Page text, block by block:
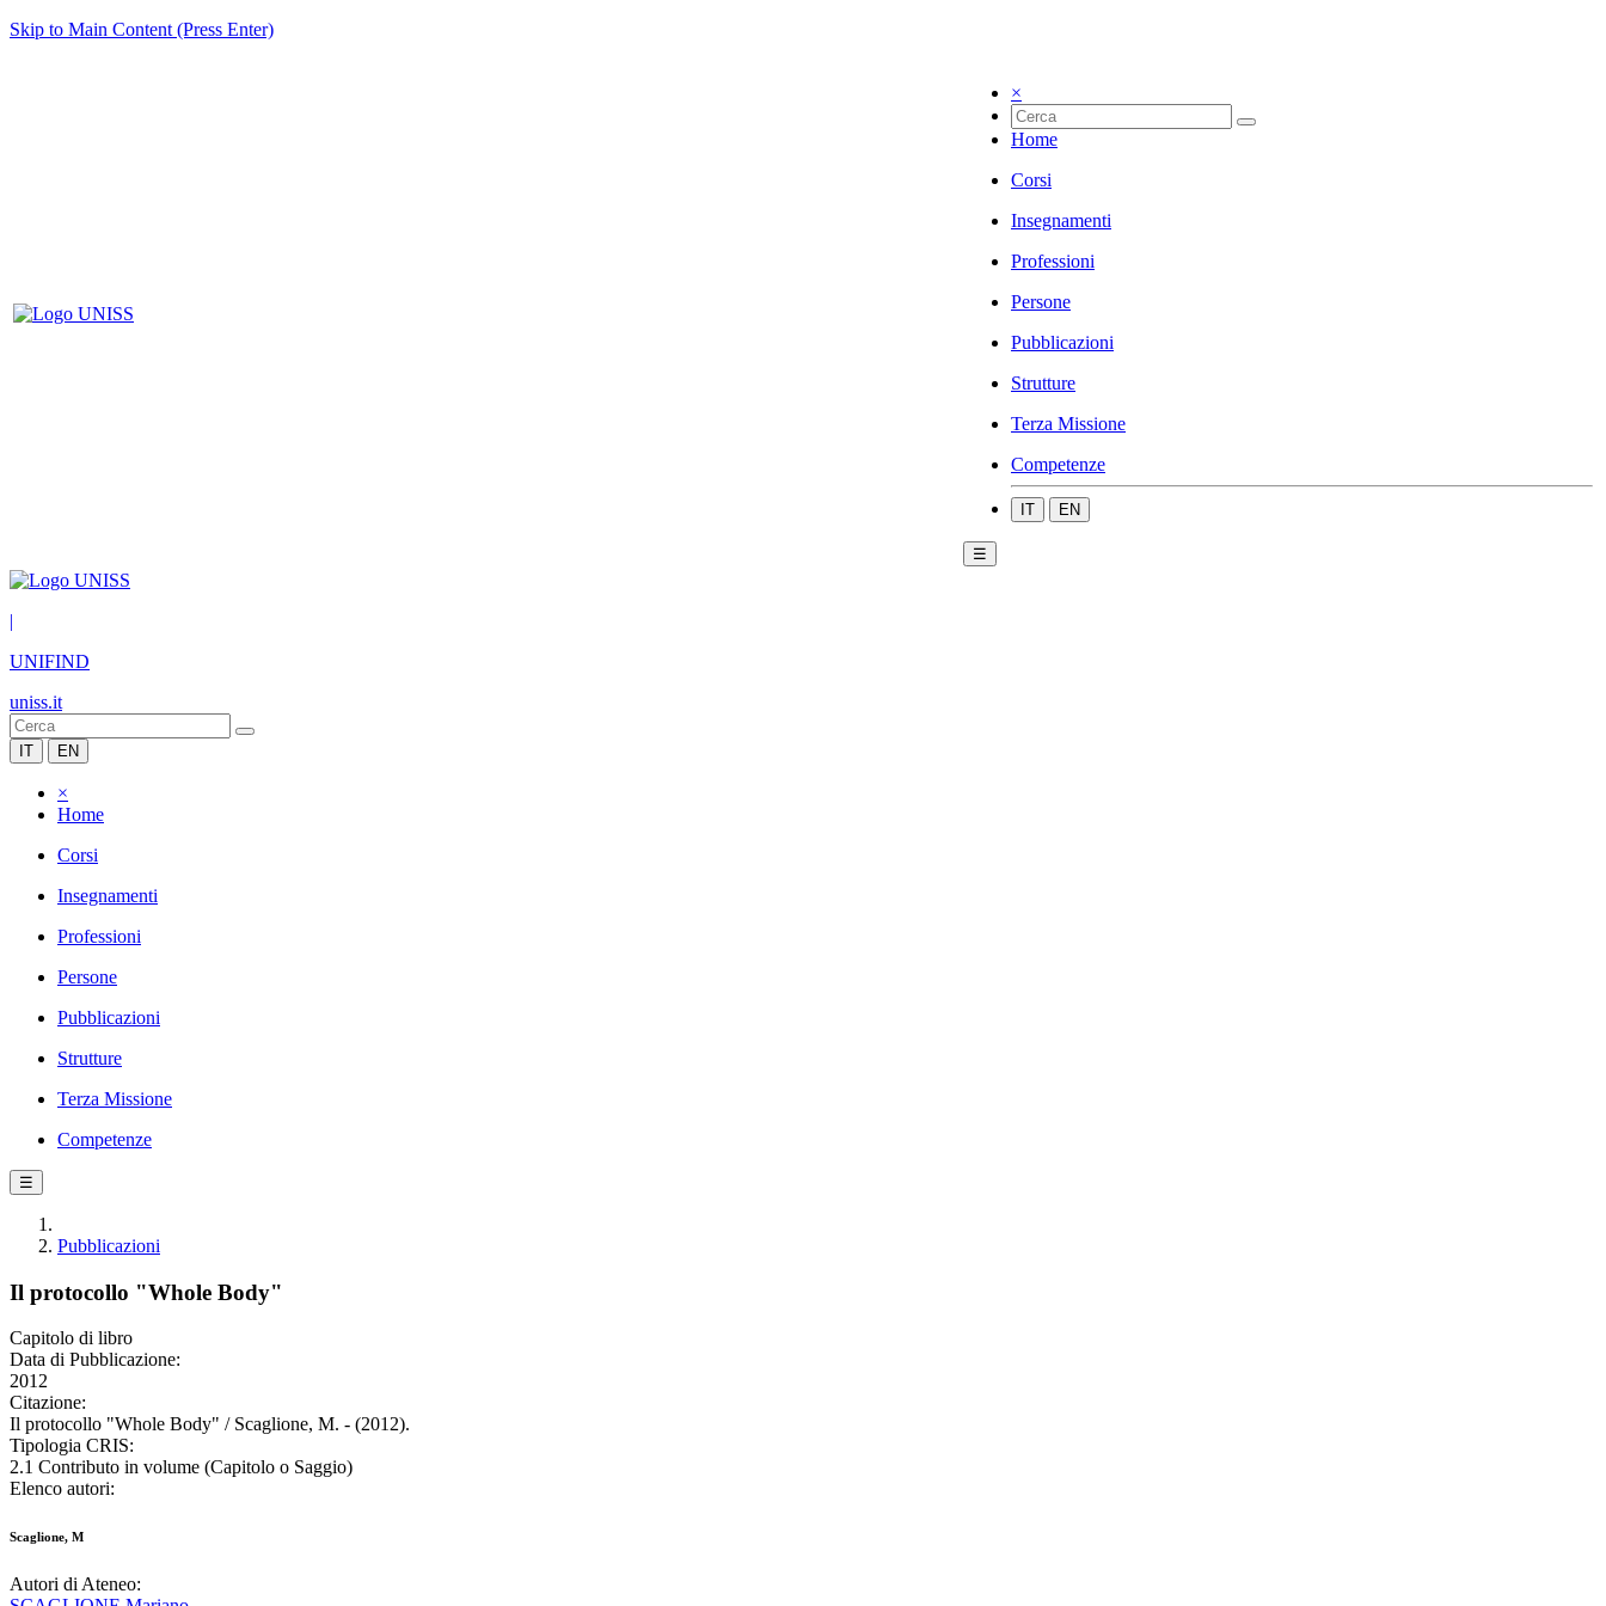
Skip to Main Content (Press Enter)
×
Home
Corsi
Insegnamenti
Professioni
Persone
Pubblicazioni
Strutture
Terza Missione
Competenze
IT EN
☰
|
UNIFIND
uniss.it
IT EN
×
Home
Corsi
Insegnamenti
Professioni
Persone
Pubblicazioni
Strutture
Terza Missione
Competenze
☰
Pubblicazioni
Il protocollo "Whole Body"
Capitolo di libro
Data di Pubblicazione:
2012
Citazione:
Il protocollo "Whole Body" / Scaglione, M. - (2012).
Tipologia CRIS:
2.1 Contributo in volume (Capitolo o Saggio)
Elenco autori:
Scaglione, M
Autori di Ateneo: